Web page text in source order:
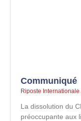
Communiqué
Riposte Internationale
La dissolution du
préoccupante aux